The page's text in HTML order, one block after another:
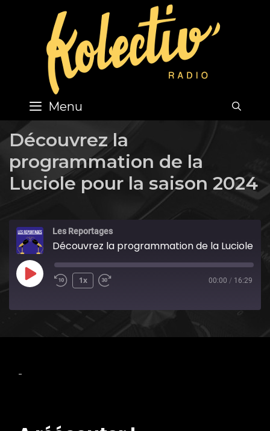
content
Menu
Découvrez la
programmation de la
Luciole pour la saison 2024
Les Reportages
Play
1x 00:00 / 16:29
-